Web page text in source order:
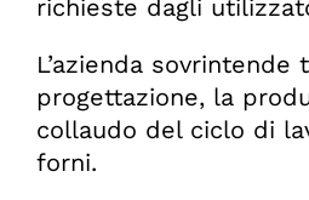
richieste dagli
L’azienda sovrintende
progettazione, la
collaudo del ciclo di
forni.